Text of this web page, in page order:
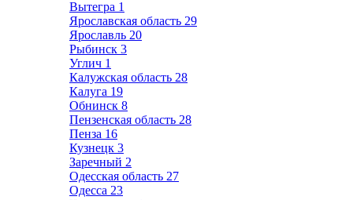
Вытегра 1
Ярославская область 29
Ярославль 20
Рыбинск 3
Углич 1
Калужская область 28
Калуга 19
Обнинск 8
Пензенская область 28
Пенза 16
Кузнецк 3
Заречный 2
Одесская область 27
Одесса 23